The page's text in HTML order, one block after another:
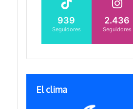
939
Seguidores
2.436
Seguidores
El clima